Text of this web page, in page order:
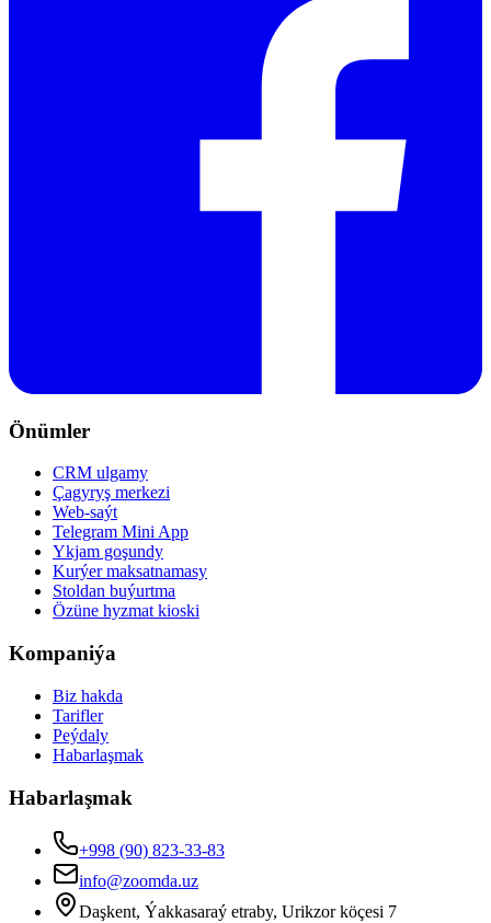
Önümler
CRM ulgamy
Çagyryş merkezi
Web-saýt
Telegram Mini App
Ykjam goşundy
Kurýer maksatnamasy
Stoldan buýurtma
Özüne hyzmat kioski
Kompaniýa
Biz hakda
Tarifler
Peýdaly
Habarlaşmak
Habarlaşmak
+998 (90) 823-33-83
info@zoomda.uz
Daşkent, Ýakkasaraý etraby, Urikzor köçesi 7